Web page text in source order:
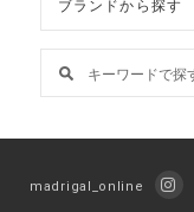
madrigal_online